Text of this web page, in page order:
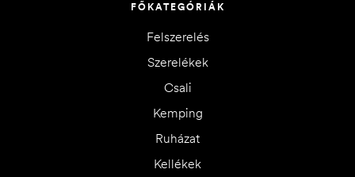
FŐKATEGÓRIÁK
Felszerelés
Szerelékek
Csali
Kemping
Ruházat
Kellékek